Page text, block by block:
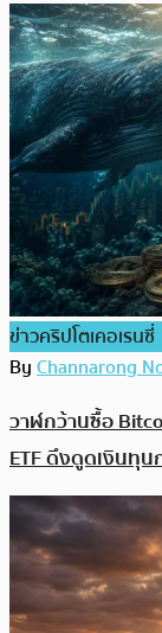
ข่าวคริปโตเคอเรนซี่
ByChannarong
วาฬกว้านซื้อ
ETF ดึงดูดเงินทุ